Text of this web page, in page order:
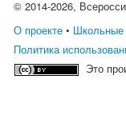
© 2014-2026,
О проекте • Школьные
Политика
Это